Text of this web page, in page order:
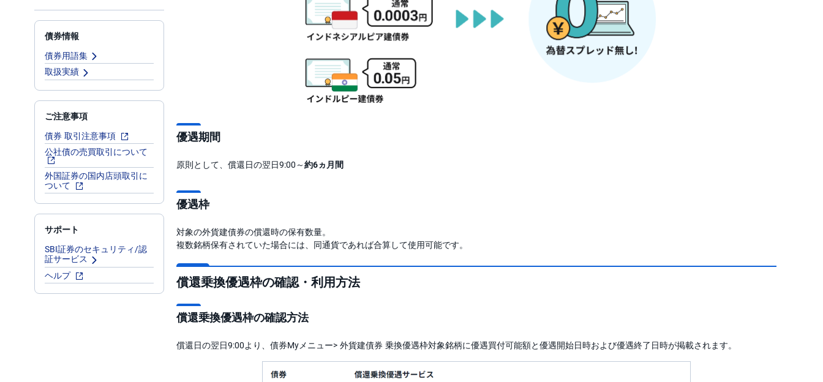
債券情報
債券用語集
取扱実績
ご注意事項
債券 取引注意事項
公社債の売買取引について
外国証券の国内店頭取引に
ついて
サポート
SBI証券のセキュリティ/認
証サービス
ヘルプ
優遇期間
原則として、償還日の翌日9:00～約6ヵ月間
優遇枠
対象の外貨建債券の償還時の保有数量。
複数銘柄保有されていた場合には、同通貨であれば合算して使用可能です。
償還乗換優遇枠の確認・利用方法
償還乗換優遇枠の確認方法
償還日の翌日9:00より、債券Myメニュー> 外貨建債券 乗換優遇枠対象銘柄に優遇買付可能額と優遇開始日時および優遇終了日時が掲載されます。